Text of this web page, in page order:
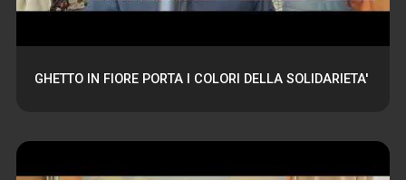
GHETTO IN FIORE PORTA I COLORI DELLA SOLIDARIETA'